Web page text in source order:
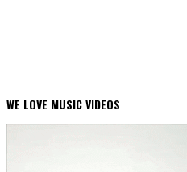
WE LOVE MUSIC VIDEOS